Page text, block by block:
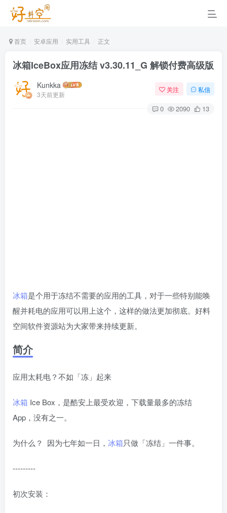
首页 安卓应用 实用工具 正文
冰箱IceBox应用冻结 v3.30.11_G 解锁付费高级版
Kunkka
3天前更新
关注 私信
0 2090 13
冰箱是个用于冻结不需要的应用的工具，对于一些特别能唤
醒并耗电的应用可以用上这个，这样的做法更加彻底。好料
空间软件资源站为大家带来持续更新。
简介
应用太耗电？不如「冻」起来
冰箱 Ice Box，是酷安上最受欢迎，下载量最多的冻结
App，没有之一。
为什么？ 因为七年如一日， 冰箱只做「冻结」一件事。
---------
初次安装：